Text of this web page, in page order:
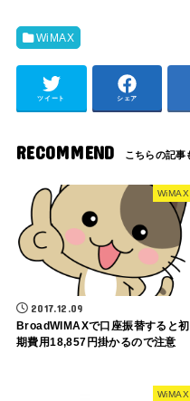
WiMAX
ツイート シェア
RECOMMEND
WiMAX
2017.12.09
BroadWIMAXで口座振替すると初
期費用18,857円掛かるので注意
WiMAX